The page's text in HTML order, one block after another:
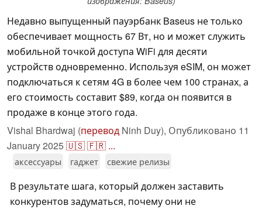
Недавно выпущенный пауэрбанк Baseus не только
обеспечивает мощность 67 Вт, но и может служить
мобильной точкой доступа WiFi для десяти
устройств одновременно. Используя eSIM, он может
подключаться к сетям 4G в более чем 100 странах, а
его стоимость составит $89, когда он появится в
продаже в конце этого года.
Vishal Bhardwaj (перевод Ninh Duy), Опубликовано 11
January 2025🇺🇸🇫🇷 ...
аксессуары гаджет свежие релизы
В результате шага, который должен заставить
конкурентов задуматься, почему они не